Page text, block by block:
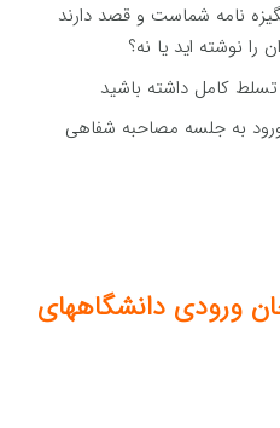
نامه شماست و قصد دارند
را نوشته اید یا نه؟
تسلط کامل داشته باشید
ورود به جلسه مصاحبه شفاهی
ورودی دانشگاههای